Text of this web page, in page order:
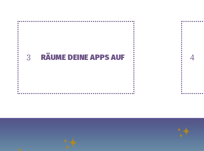
3 RÄUME DEINE APPS AUF 4